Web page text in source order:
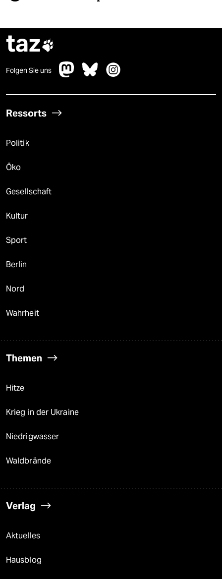
taz
Folgen Sie uns
Ressorts
Politik
Öko
Gesellschaft
Kultur
Sport
Berlin
Nord
Wahrheit
Themen
Hitze
Krieg in der Ukraine
Niedrigwasser
Waldbrände
Verlag
Aktuelles
Hausblog